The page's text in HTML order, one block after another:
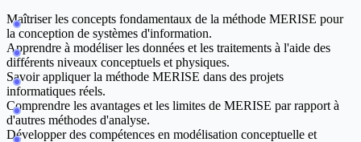
Maîtriser les concepts fondamentaux de la méthode MERISE pour
la conception de systèmes d'information.
Apprendre à modéliser les données et les traitements à l'aide des
différents niveaux conceptuels et physiques.
Savoir appliquer la méthode MERISE dans des projets
informatiques réels.
Comprendre les avantages et les limites de MERISE par rapport à
d'autres méthodes d'analyse.
Développer des compétences en modélisation conceptuelle et